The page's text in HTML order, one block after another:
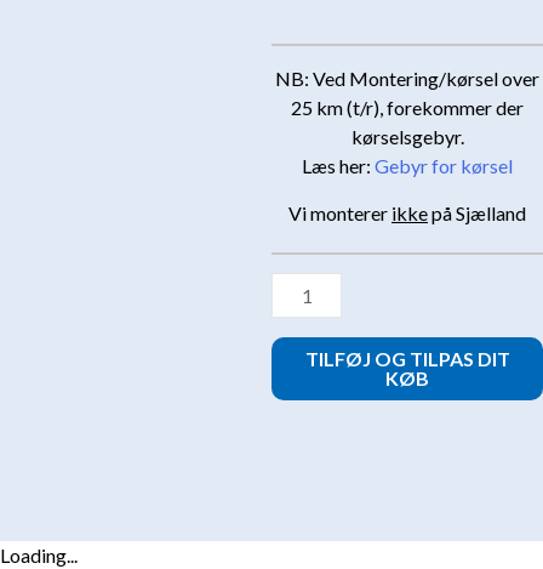
NB: Ved Montering/kørsel over
25 km (t/r), forekommer der
kørselsgebyr.
Læs her: Gebyr for kørsel
Vi monterer ikkepå Sjælland
ABB
Terra
AC
22kw
Pakketilbud
(inkl.
TILFØJ OG TILPAS DIT
KØB
Loading...